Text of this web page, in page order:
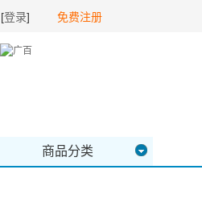
[登录] 免费注册
商品分类